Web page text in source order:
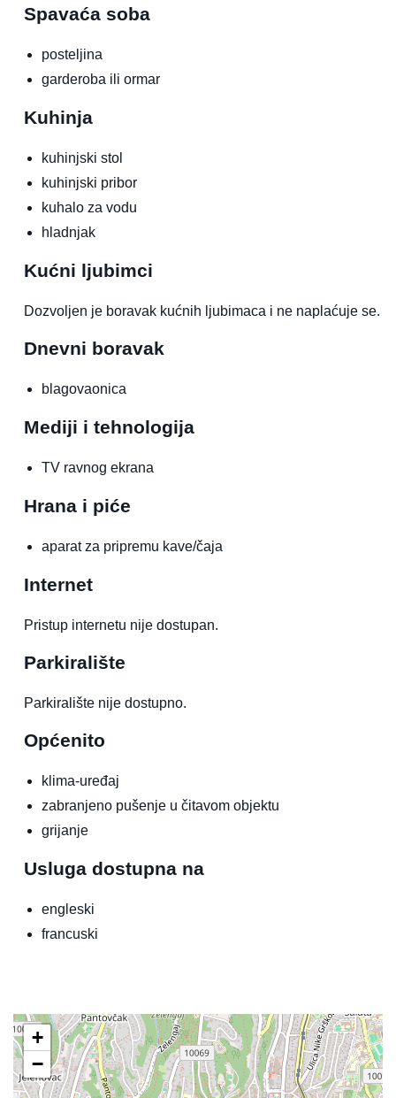
Spavaća soba
posteljina
garderoba ili ormar
Kuhinja
kuhinjski stol
kuhinjski pribor
kuhalo za vodu
hladnjak
Kućni ljubimci
Dozvoljen je boravak kućnih ljubimaca i ne naplaćuje se.
Dnevni boravak
blagovaonica
Mediji i tehnologija
TV ravnog ekrana
Hrana i piće
aparat za pripremu kave/čaja
Internet
Pristup internetu nije dostupan.
Parkiralište
Parkiralište nije dostupno.
Općenito
klima-uređaj
zabranjeno pušenje u čitavom objektu
grijanje
Usluga dostupna na
engleski
francuski
+
−